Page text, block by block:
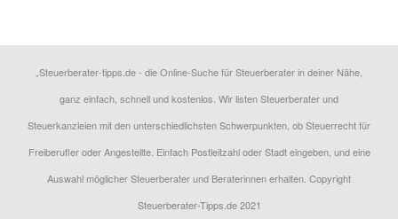
„Steuerberater-tipps.de - die Online-Suche für Steuerberater in deiner Nähe,
ganz einfach, schnell und kostenlos. Wir listen Steuerberater und
Steuerkanzleien mit den unterschiedlichsten Schwerpunkten, ob Steuerrecht für
Freiberufler oder Angestellte. Einfach Postleitzahl oder Stadt eingeben, und eine
Auswahl möglicher Steuerberater und Beraterinnen erhalten. Copyright
Steuerberater-Tipps.de 2021